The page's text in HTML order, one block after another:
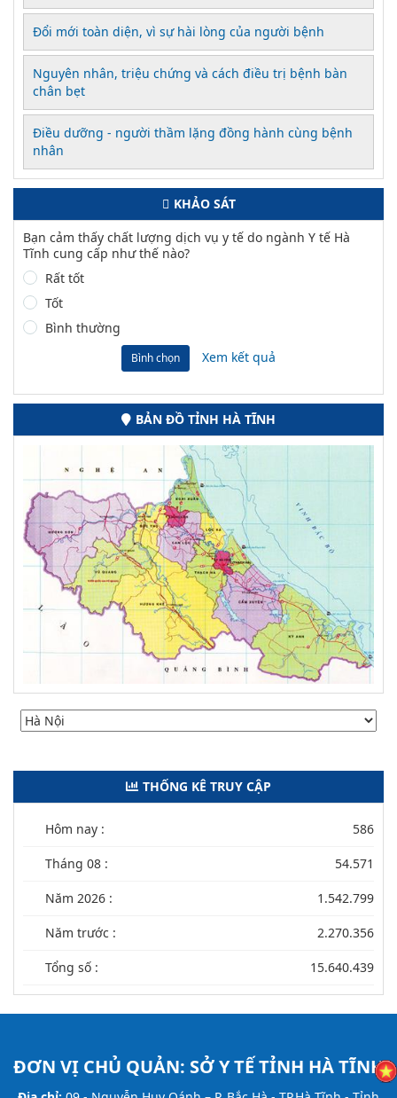
Đổi mới toàn diện, vì sự hài lòng của người bệnh
Nguyên nhân, triệu chứng và cách điều trị bệnh bàn
chân bẹt
Điều dưỡng - người thầm lặng đồng hành cùng bệnh
nhân
KHẢO SÁT
Bạn cảm thấy chất lượng dịch vụ y tế do ngành Y tế Hà
Tĩnh cung cấp như thế nào?
Rất tốt
Tốt
Bình thường
Bình chọn Xem kết quả
BẢN ĐỒ TỈNH HÀ TĨNH
THỐNG KÊ TRUY CẬP
Hôm nay : 586
Tháng 08 : 54.571
Năm 2026 : 1.542.799
Năm trước : 2.270.356
Tổng số : 15.640.439
ĐƠN VỊ CHỦ QUẢN: SỞ Y TẾ TỈNH HÀ TĨNH